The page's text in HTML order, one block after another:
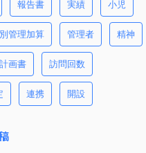
報告書 実績 小児
管理加算 管理者 精神
計画書 訪問回数
連携 開設